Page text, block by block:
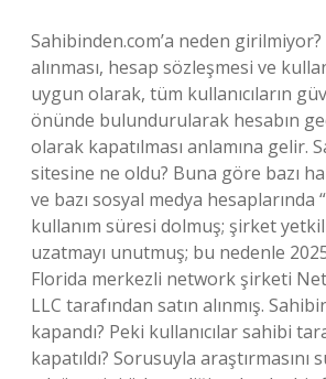
Sahibinden.com’a neden girilmiyor?
alınması, hesap sözleşmesi ve
uygun olarak, tüm kullanıcıların
önünde bulundurularak hesabın
olarak kapatılması anlamına gelir.
sitesine ne oldu? Buna göre bazı
ve bazı sosyal medya hesaplarında
kullanım süresi dolmuş; şirket
uzatmayı unutmuş; bu nedenle
Florida merkezli network şirketi
LLC tarafından satın alınmış.
kapandı? Peki kullanıcılar sahibi
kapatıldı? Sorusuyla